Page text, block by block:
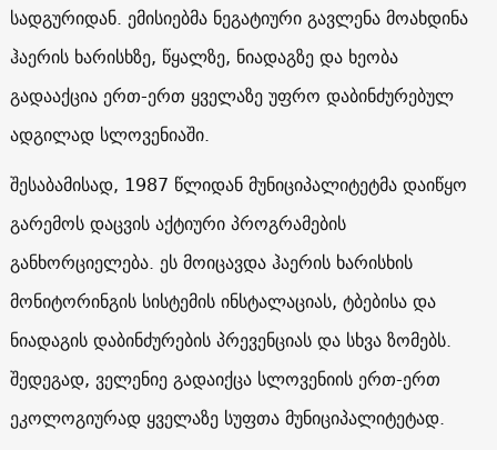
სადგურიდან. ემისიებმა ნეგატიური გავლენა მოახდინა
ჰაერის ხარისხზე, წყალზე, ნიადაგზე და ხეობა
გადააქცია ერთ-ერთ ყველაზე უფრო დაბინძურებულ
ადგილად სლოვენიაში.
შესაბამისად, 1987 წლიდან მუნიციპალიტეტმა დაიწყო
გარემოს დაცვის აქტიური პროგრამების
განხორციელება. ეს მოიცავდა ჰაერის ხარისხის
მონიტორინგის სისტემის ინსტალაციას, ტბებისა და
ნიადაგის დაბინძურების პრევენციას და სხვა ზომებს.
შედეგად, ველენიეგადაიქცა სლოვენიის ერთ-ერთ
ეკოლოგიურად ყველაზე სუფთა მუნიციპალიტეტად.